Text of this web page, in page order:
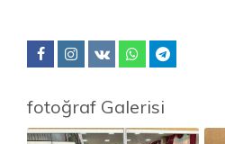
fotoğraf Galerisi